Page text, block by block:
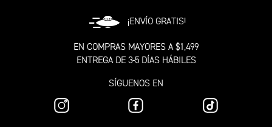
¡ENVÍO GRATIS!
EN COMPRAS MAYORES A $1,499
ENTREGA DE 3-5 DÍAS HÁBILES
SÍGUENOS EN